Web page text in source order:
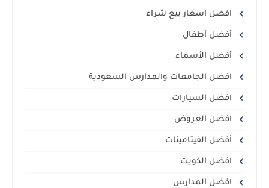
افضل اسعار بيع شراء
أفضل أطفال
أفضل الأسماء
افضل الجامعات والمدارس السعودية
افضل السيارات
افضل العروض
أفضل الفيتامينات
افضل الكويت
افضل المدارس